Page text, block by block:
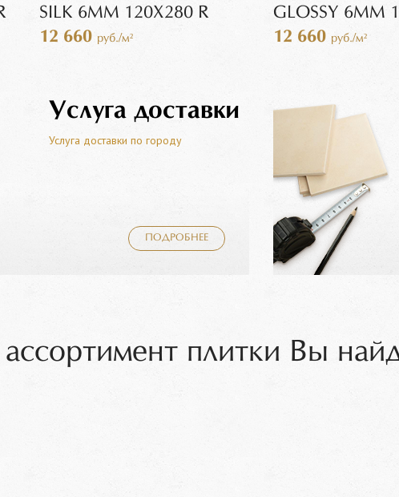
SILK 6MM 120X280 R
12 660 руб./м²
GLOSSY 6MM
12 660 руб./м²
Услуга доставки
Услуга доставки по городу
ПОДРОБНЕЕ
плитки Вы